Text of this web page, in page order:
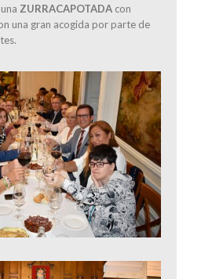
ZURRACAPOTADAcon
una gran acogida por parte de